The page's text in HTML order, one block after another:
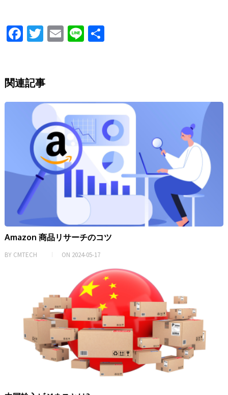
Fa
o
o
T
er
E Li S
関連記事
Amazon 商品リサーチのコツ
BY CMTECH ON 2024-05-17